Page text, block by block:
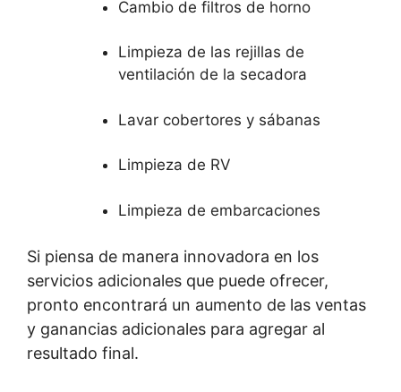
Cambio de filtros de horno
Limpieza de las rejillas de
ventilación de la secadora
Lavar cobertores y sábanas
Limpieza de RV
Limpieza de embarcaciones
Si piensa de manera innovadora en los
servicios adicionales que puede ofrecer,
pronto encontrará un aumento de las ventas
y ganancias adicionales para agregar al
resultado final.